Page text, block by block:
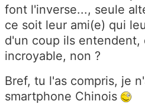
font l'inverse..., seule
ce soit leur ami(e) qui
d'un coup ils entendent,
incroyable, non ?
Bref, tu l'as compris, je
smartphone Chinois